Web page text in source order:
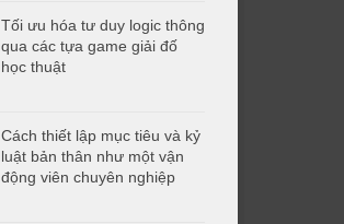
Tối ưu hóa tư duy logic thông
qua các tựa game giải đố
học thuật
Cách thiết lập mục tiêu và kỷ
luật bản thân như một vận
động viên chuyên nghiệp